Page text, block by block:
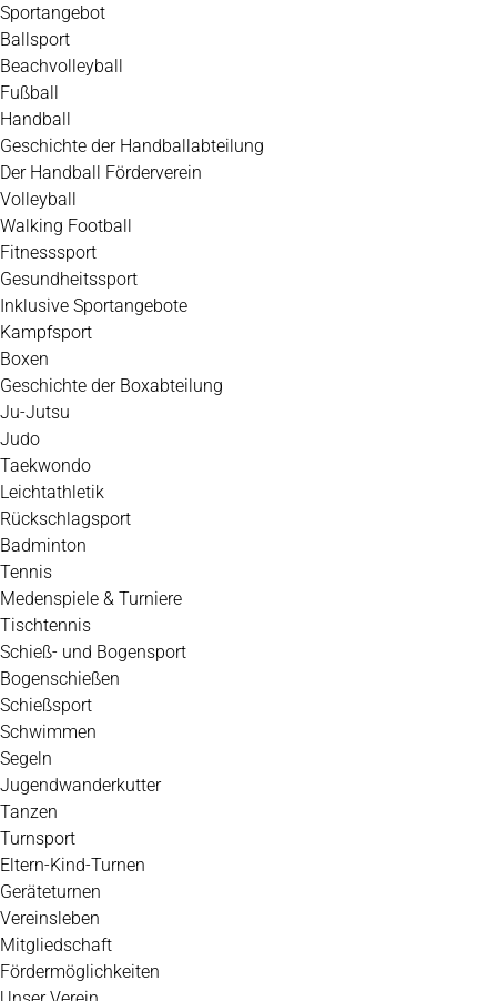
Zum
Inhalt
springen
Sportangebot
Ballsport
Beachvolleyball
Fußball
Handball
Geschichte der Handballabteilung
Der Handball Förderverein
Volleyball
Walking Football
Fitnesssport
Gesundheitssport
Inklusive Sportangebote
Kampfsport
Boxen
Geschichte der Boxabteilung
Ju-Jutsu
Judo
Taekwondo
Leichtathletik
Rückschlagsport
Badminton
Tennis
Medenspiele & Turniere
Tischtennis
Schieß- und Bogensport
Bogenschießen
Schießsport
Schwimmen
Segeln
Jugendwanderkutter
Tanzen
Turnsport
Eltern-Kind-Turnen
Geräteturnen
Vereinsleben
Mitgliedschaft
Fördermöglichkeiten